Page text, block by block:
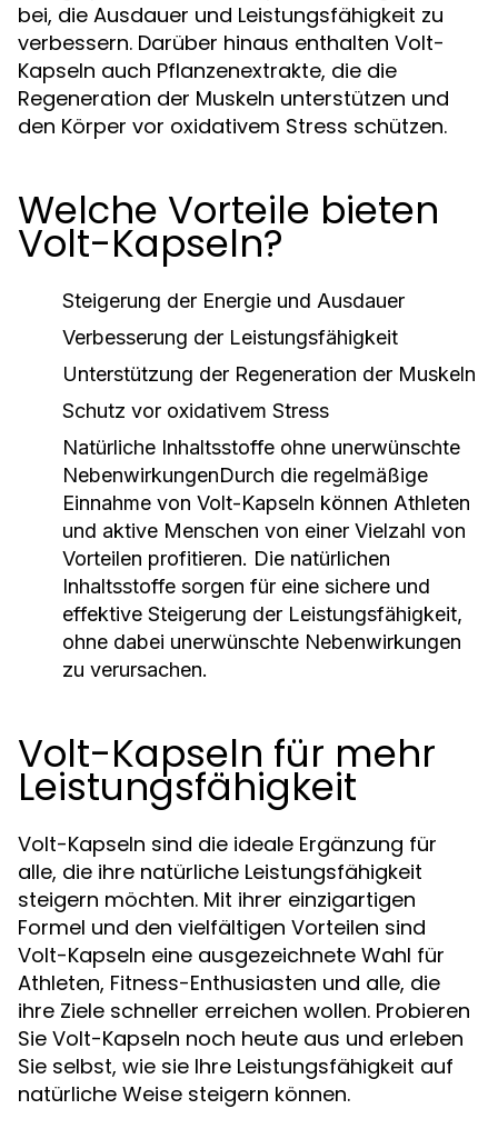
bei, die Ausdauer und Leistungsfähigkeit zu
verbessern. Darüber hinaus enthalten Volt-
Kapseln auch Pflanzenextrakte, die die
Regeneration der Muskeln unterstützen und
den Körper vor oxidativem Stress schützen.
Welche Vorteile bieten
Volt-Kapseln?
Steigerung der Energie und Ausdauer
Verbesserung der Leistungsfähigkeit
Unterstützung der Regeneration der Muskeln
Schutz vor oxidativem Stress
Natürliche Inhaltsstoffe ohne unerwünschte
NebenwirkungenDurch die regelmäßige
Einnahme von Volt-Kapseln können Athleten
und aktive Menschen von einer Vielzahl von
Vorteilen profitieren. Die natürlichen
Inhaltsstoffe sorgen für eine sichere und
effektive Steigerung der Leistungsfähigkeit,
ohne dabei unerwünschte Nebenwirkungen
zu verursachen.
Volt-Kapseln für mehr
Leistungsfähigkeit
Volt-Kapseln sind die ideale Ergänzung für
alle, die ihre natürliche Leistungsfähigkeit
steigern möchten. Mit ihrer einzigartigen
Formel und den vielfältigen Vorteilen sind
Volt-Kapseln eine ausgezeichnete Wahl für
Athleten, Fitness-Enthusiasten und alle, die
ihre Ziele schneller erreichen wollen. Probieren
Sie Volt-Kapseln noch heute aus und erleben
Sie selbst, wie sie Ihre Leistungsfähigkeit auf
natürliche Weise steigern können.